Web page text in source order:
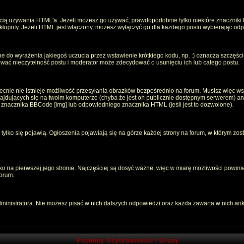
używania HTML'a. Jeżeli możesz go używać, prawdopodobnie tylko niektóre znaczniki
Jeżeli HTML jest włączony, możesz wyłączyć go dla każdego postu wybierając
do wyrażenia jakiegoś uczucia przez wstawienie krótkiego kodu, np. :) oznacza
nieczytelność postu i moderator może zdecydować o usunięciu ich lub całego postu.
nie istnieje możliwość przesyłania obrazków bezpośrednio na forum. Musisz więc
się na twoim komputerze (chyba że jest on publicznie dostępnym serwerem)
BBCode [img] lub odpowiedniego znacznika HTML (jeśli jest to dozwolone).
się pojawią. Ogłoszenia pojawiają się na górze każdej strony na forum, w którym
na pierwszej jego stronie. Najczęściej są dosyć ważne, więc w miarę możliwości
Nie możesz pisać w nich dalszych odpowiedzi oraz każda zawarta w nich
Poziomy Użytkowników i Grupy